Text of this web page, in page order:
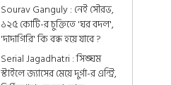
Sourav Ganguly : নেই সৌরভ,
১২৫ কোটি-র চুক্তিতে 'ঘর বদল',
'দাদাগিরি' কি বন্ধ হয়ে যাবে ?
Serial Jagadhatri : সিঙ্ঘম
স্টাইলে জ্যাসের মেয়ে দুর্গা-র এন্ট্রি,